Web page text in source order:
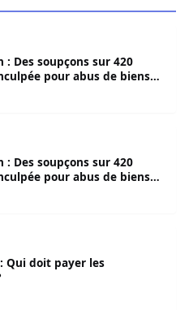
: Des soupçons sur 420
pour abus de biens
: Des soupçons sur 420
pour abus de biens
Qui doit payer les